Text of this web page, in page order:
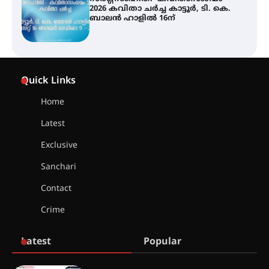
ജില്ലയിൽ എല്ലാ വിദ്യാഭ്യാസ
സ്ഥാപനങ്ങൾക്കും ശനിയാഴ്ച
അവധി
Quick Links
Home
Latest
Exclusive
Sanchari
Contact
Crime
Latest Popular